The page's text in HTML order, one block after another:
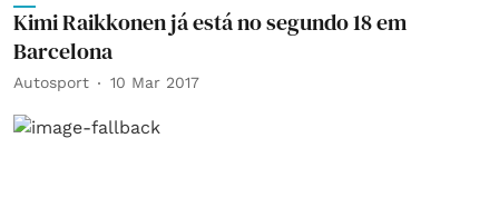
Kimi Raikkonen já está no segundo 18 em
Barcelona
Autosport 10 Mar 2017